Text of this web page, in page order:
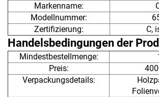
Markenname:
Modellnummer:
Zertifizierung:
C,
Handelsbedingungen der
Mindestbestellmenge:
Preis:
Verpackungsdetails: